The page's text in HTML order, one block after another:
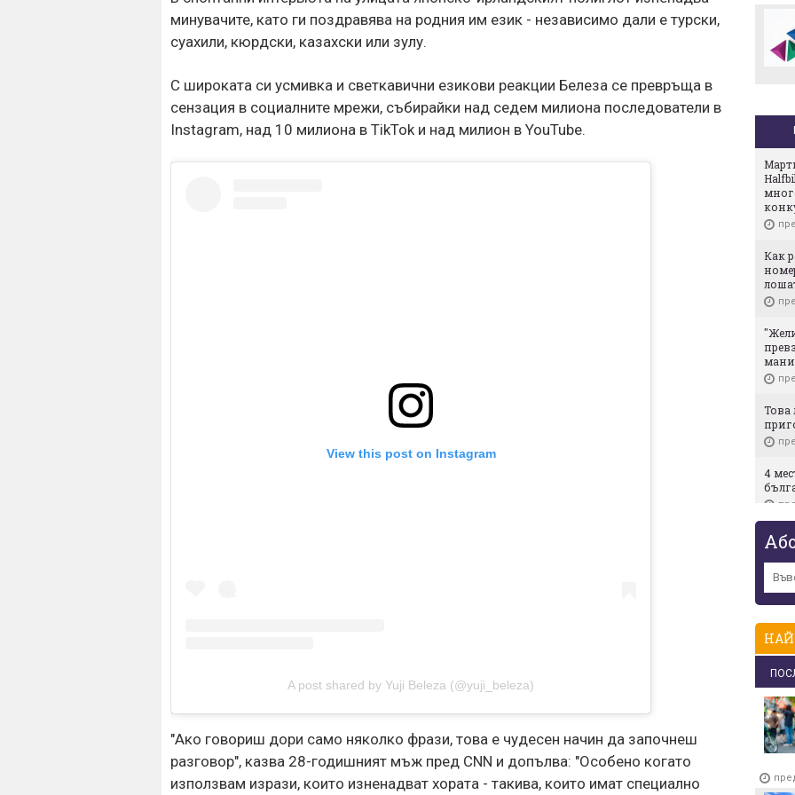
минувачите, като ги поздравява на родния им език - независимо дали е турски,
суахили, кюрдски, казахски или зулу.
С широката си усмивка и светкавични езикови реакции Белеза се превръща в
сензация в социалните мрежи, събирайки над седем милиона последователи в
Instagram, над 10 милиона в TikTok и над милион в YouTube.
View this post on Instagram
A post shared by Yuji Beleza (@yuji_beleza)
"Ако говориш дори само няколко фрази, това е чудесен начин да започнеш
разговор", казва 28-годишният мъж пред CNN и допълва: "Особено когато
използвам изрази, които изненадват хората - такива, които имат специално
Стотици посрещнаха
Мохамед Салах в Турция
боклука в "Слатина",
"Подуяне" и "Изгрев"
на Европа
Как
Това
4
Ето
под
След